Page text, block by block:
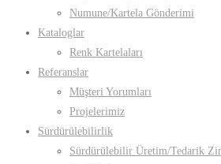
Numune/Kartela Gönderimi
Kataloglar
Renk Kartelaları
Referanslar
Müşteri Yorumları
Projelerimiz
Sürdürülebilirlik
Sürdürülebilir Üretim/Tedarik